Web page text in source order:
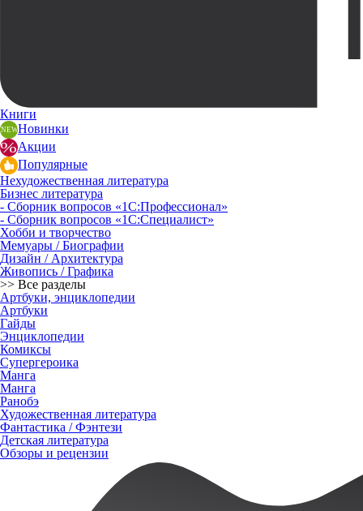
Книги
Новинки
Акции
Популярные
Нехудожественная литература
Бизнес литература
- Сборник вопросов «1С:Профессионал»
- Сборник вопросов «1С:Специалист»
Хобби и творчество
Мемуары / Биографии
Дизайн / Архитектура
Живопись / Графика
>> Все разделы
Артбуки, энциклопедии
Артбуки
Гайды
Энциклопедии
Комиксы
Супергероика
Манга
Манга
Ранобэ
Художественная литература
Фантастика / Фэнтези
Детская литература
Обзоры и рецензии